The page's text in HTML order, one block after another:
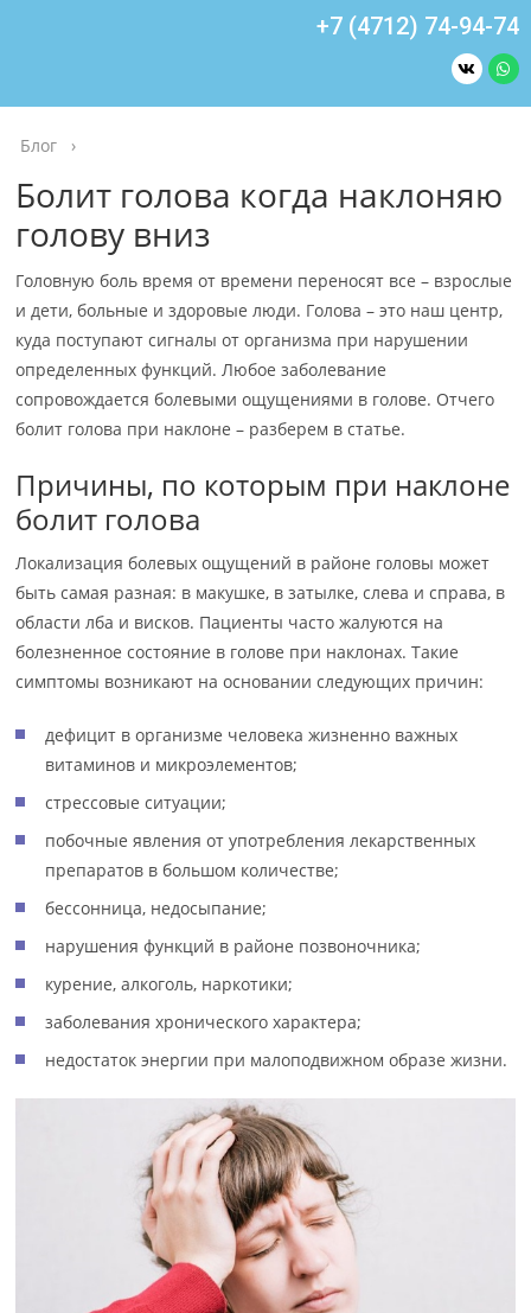
+7 (4712) 74-94-74
Блог ›
Болит голова когда наклоняю
голову вниз
Головную боль время от времени переносят все – взрослые
и дети, больные и здоровые люди. Голова – это наш центр,
куда поступают сигналы от организма при нарушении
определенных функций. Любое заболевание
сопровождается болевыми ощущениями в голове. Отчего
болит голова при наклоне – разберем в статье.
Причины, по которым при наклоне
болит голова
Локализация болевых ощущений в районе головы может
быть самая разная: в макушке, в затылке, слева и справа, в
области лба и висков. Пациенты часто жалуются на
болезненное состояние в голове при наклонах. Такие
симптомы возникают на основании следующих причин:
дефицит в организме человека жизненно важных
витаминов и микроэлементов;
стрессовые ситуации;
побочные явления от употребления лекарственных
препаратов в большом количестве;
бессонница, недосыпание;
нарушения функций в районе позвоночника;
курение, алкоголь, наркотики;
заболевания хронического характера;
недостаток энергии при малоподвижном образе жизни.